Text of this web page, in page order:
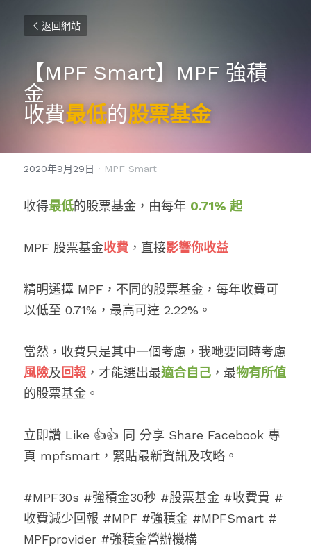
返回網站
【MPF Smart】MPF 強積
金
收費最低的股票基金
2020年9月29日 · MPF Smart
收得最低的股票基金，由每年 0.71% 起
MPF 股票基金收費 ，直接影響你收益
精明選擇 MPF，不同的股票基金，每年收費可
以低至 0.71%，最高可達 2.22%。
當然，收費只是其中一個考慮，我哋要同時考慮
風險及回報 ，才能選出最適合自己 ，最物有所值
的股票基金。
立即讚 Like 👍👍 同 分享 Share Facebook 專
頁 mpfsmart，緊貼最新資訊及攻略。
#MPF30s #強積金30秒 #股票基金 #收費貴 #
收費減少回報 #MPF #強積金 #MPFSmart #
MPFprovider #強積金營辦機構